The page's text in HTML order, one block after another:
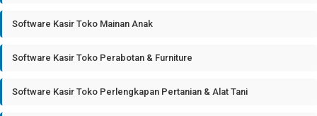
Software Kasir Toko Mainan Anak
Software Kasir Toko Perabotan & Furniture
Software Kasir Toko Perlengkapan Pertanian & Alat Tani